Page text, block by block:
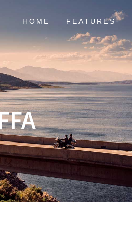
HOME FEATURES